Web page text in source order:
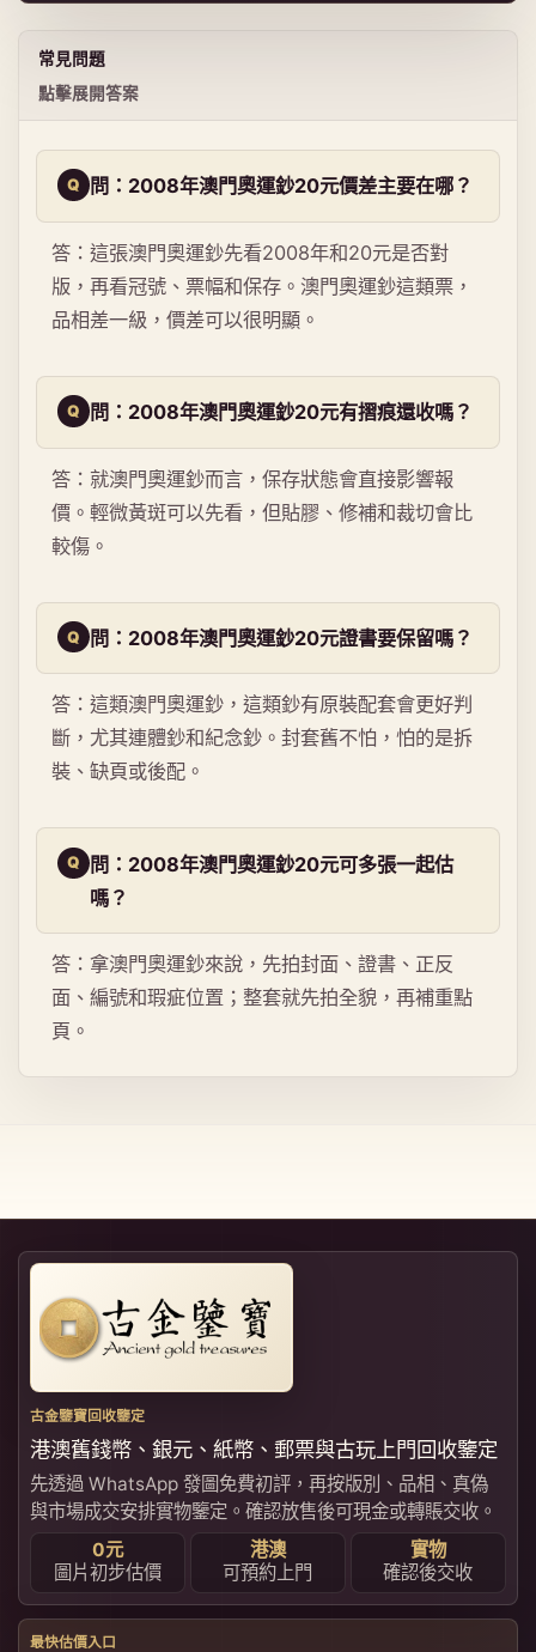
常見問題
點擊展開答案
問：2008年澳門奧運鈔20元價差主要在哪？
答：這張澳門奧運鈔先看2008年和20元是否對
版，再看冠號、票幅和保存。澳門奧運鈔這類票，
品相差一級，價差可以很明顯。
問：2008年澳門奧運鈔20元有摺痕還收嗎？
答：就澳門奧運鈔而言，保存狀態會直接影響報
價。輕微黃斑可以先看，但貼膠、修補和裁切會比
較傷。
問：2008年澳門奧運鈔20元證書要保留嗎？
答：這類澳門奧運鈔，這類鈔有原裝配套會更好判
斷，尤其連體鈔和紀念鈔。封套舊不怕，怕的是拆
裝、缺頁或後配。
問：2008年澳門奧運鈔20元可多張一起估
嗎？
答：拿澳門奧運鈔來說，先拍封面、證書、正反
面、編號和瑕疵位置；整套就先拍全貌，再補重點
頁。
古金鑒寶回收鑒定
港澳舊錢幣、銀元、紙幣、郵票與古玩上門回收鑒定
先透過 WhatsApp 發圖免費初評，再按版別、品相、真偽
與市場成交安排實物鑒定。確認放售後可現金或轉賬交收。
0元
圖片初步估價
港澳
可預約上門
實物
確認後交收
最快估價入口